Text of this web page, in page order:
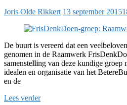
Joris Olde Rikkert 13 september 2015
De buurt is vereerd dat een
genomen in de Raamwerk
samenstelling van deze kundige groep
idealen en organisatie van het
en de
Lees verder